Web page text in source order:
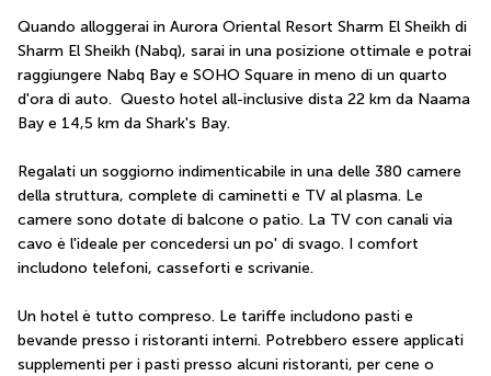
Quando alloggerai in Aurora Oriental Resort Sharm El Sheikh di
Sharm El Sheikh (Nabq), sarai in una posizione ottimale e potrai
raggiungere Nabq Bay e SOHO Square in meno di un quarto
d'ora di auto.  Questo hotel all-inclusive dista 22 km da Naama
Bay e 14,5 km da Shark's Bay.
Regalati un soggiorno indimenticabile in una delle 380 camere
della struttura, complete di caminetti e TV al plasma. Le
camere sono dotate di balcone o patio. La TV con canali via
cavo è l'ideale per concedersi un po' di svago. I comfort
includono telefoni, casseforti e scrivanie.
Un hotel è tutto compreso. Le tariffe includono pasti e
bevande presso i ristoranti interni. Potrebbero essere applicati
supplementi per i pasti presso alcuni ristoranti, per cene o